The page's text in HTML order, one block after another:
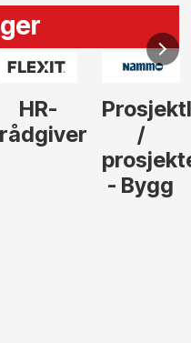
Vi
behøver
elektrofagfolk
Anlegg
søker
Elektro